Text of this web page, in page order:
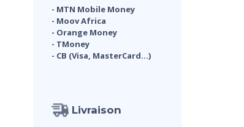
- MTN Mobile Money
- Moov Africa
- Orange Money
- TMoney
- CB (Visa, MasterCard...)
Livraison